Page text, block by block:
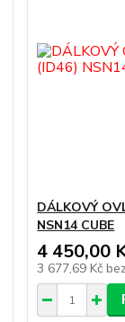
DÁLKOVÝ
NSN14 CUBE
4 450,00
3 677,69 Kč